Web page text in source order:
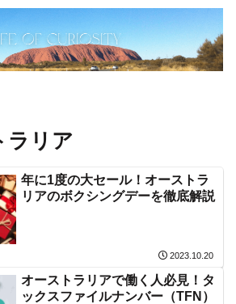
ラリア
年に1度の大セール！オーストラ
リアのボクシングデーを徹底解説
2023.10.20
オーストラリアで働く人必見！タ
ックスファイルナンバー（TFN）